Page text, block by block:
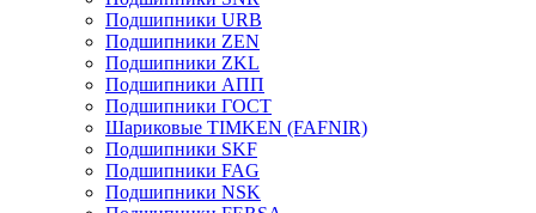
Подшипники URB
Подшипники ZEN
Подшипники ZKL
Подшипники АПП
Подшипники ГОСТ
Шариковые ТІMKEN (FAFNIR)
Подшипники SKF
Подшипники FAG
Подшипники NSK